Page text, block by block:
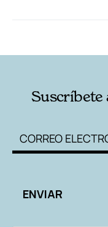
Suscríbete